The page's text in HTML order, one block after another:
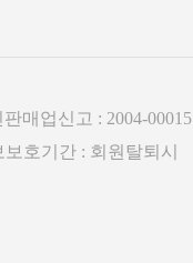
매업신고 : 2004-00015
호기간 : 회원탈퇴시